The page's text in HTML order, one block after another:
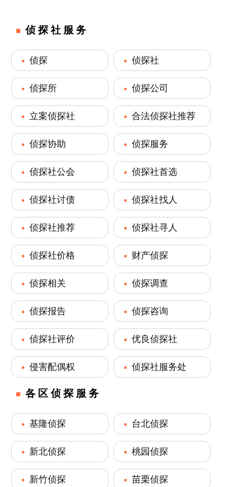
侦探社服务
侦探 侦探社
侦探所 侦探公司
立案侦探社 合法侦探社推荐
侦探协助 侦探服务
侦探社公会 侦探社首选
侦探社讨债 侦探社找人
侦探社推荐 侦探社寻人
侦探社价格 财产侦探
侦探相关 侦探调查
侦探报告 侦探咨询
侦探社评价 优良侦探社
侵害配偶权 侦探社服务处
各区侦探服务
基隆侦探 台北侦探
新北侦探 桃园侦探
新竹侦探 苗栗侦探